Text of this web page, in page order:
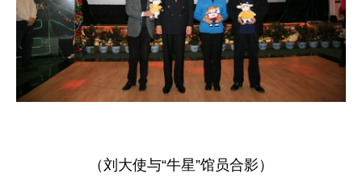
（刘大使与“牛星”馆员合影）